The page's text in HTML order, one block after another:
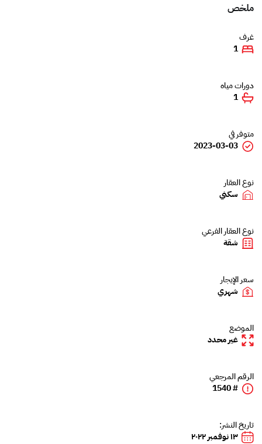
ملخص
غرف
1
دورات مياه
1
متوفر في
2023-03-03
نوع العقار
سكني
نوع العقار الفرعي
شقة
سعر الإيجار
شهري
الموضع
غير محدد
الرقم المرجعي
# 1540
تاريخ النشر:
١٣ نوفمبر ٢٠٢٢